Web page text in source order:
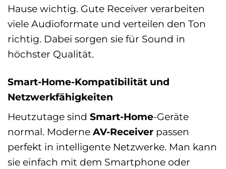
Hause wichtig. Gute Receiver verarbeiten
viele Audioformate und verteilen den Ton
richtig. Dabei sorgen sie für Sound in
höchster Qualität.
Smart-Home-Kompatibilität und
Netzwerkfähigkeiten
Heutzutage sind Smart-Home-Geräte
normal. Moderne AV-Receiver passen
perfekt in intelligente Netzwerke. Man kann
sie einfach mit dem Smartphone oder